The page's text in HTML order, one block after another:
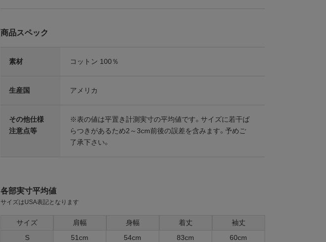
商品スペック
素材 コットン 100％
生産国 アメリカ
その他仕様
注意点等
※表の値は平置き計測実寸の平均値です。サイズに若干ば
らつきがあるため2～3cm前後の誤差を含みます。予めご
了承下さい。
各部実寸平均値
サイズはUSA表記となります
サイズ 肩幅 身幅 着丈
袖丈
S
51cm 54cm 83cm
60cm